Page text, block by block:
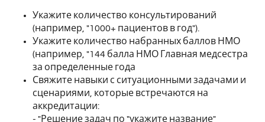
Укажите количество консультирований
(например, "1000+ пациентов в год").
Укажите количество набранных баллов НМО
(например, "144 балла НМО Главная медсестра
за определенные года
Свяжите навыки с ситуационными задачами и
сценариями, которые встречаются на
аккредитации:
- "Решение задач по "укажите название"